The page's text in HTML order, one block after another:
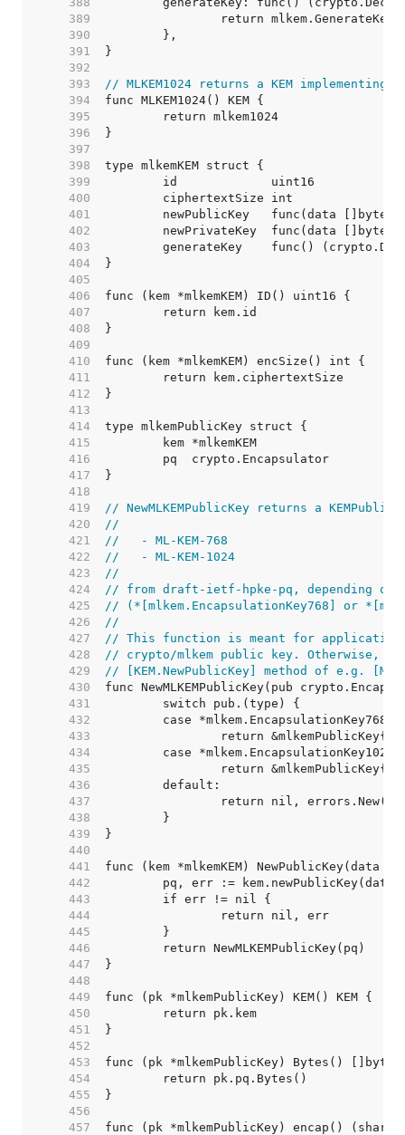
   389
   390
   391
   392
   393
// MLKEM1024 returns a KEM
   394
   395
   396
   397
   398
   399
   400
   401
   402
   403
   404
   405
   406
   407
   408
   409
   410
   411
   412
   413
   414
   415
   416
   417
   418
   419
// NewMLKEMPublicKey returns a
   420
//
   421
//   - ML-KEM-768
   422
//   - ML-KEM-1024
   423
//
   424
// from draft-ietf-hpke-pq, depending on
   425
// (*[mlkem.EncapsulationKey768] or
   426
//
   427
// This function is meant for
   428
// crypto/mlkem public key. Otherwise,
   429
// [KEM.NewPublicKey] method of e.g.
   430
   431
   432
   433
   434
   435
   436
   437
   438
   439
   440
   441
   442
   443
   444
   445
   446
   447
   448
   449
   450
   451
   452
   453
   454
   455
   456
   457